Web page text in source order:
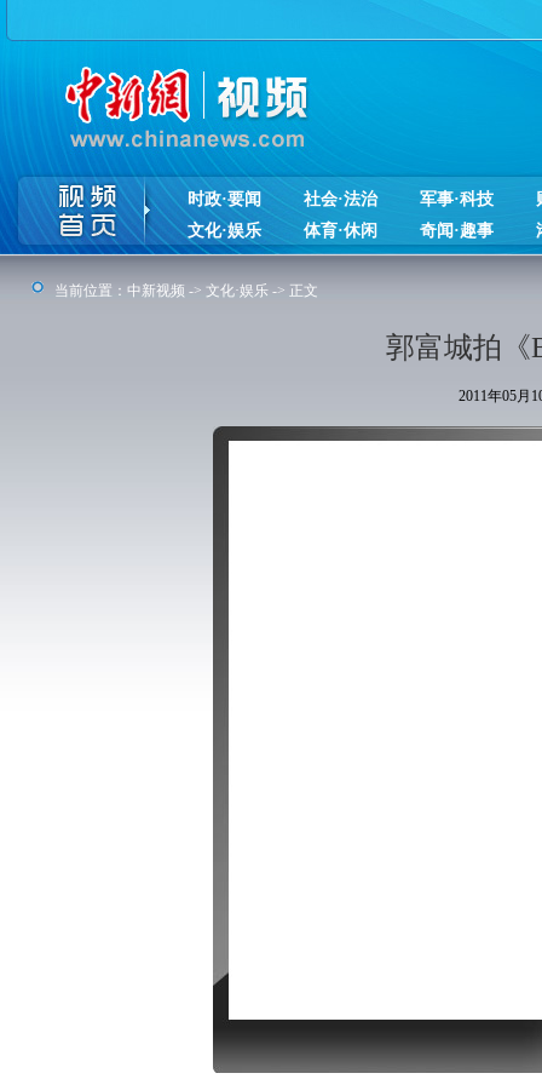
时政·要闻 社会·法治 军事·科技
文化·娱乐
体育·休闲 奇闻·趣事
当前位置： 中新视频 -> 文化·娱乐 -> 正文
郭富城拍《
2011年05月